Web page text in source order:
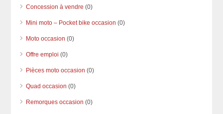
Concession à vendre (0)
Mini moto – Pocket bike occasion (0)
Moto occasion (0)
Offre emploi (0)
Pièces moto occasion (0)
Quad occasion (0)
Remorques occasion (0)